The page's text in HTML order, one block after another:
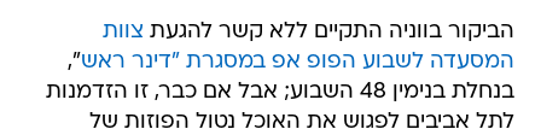
הביקור בווניה התקיים ללא קשר להגעת צוות
המסעדה לשבוע הפופ אפ במסגרת "דינר ראש",
בנחלת בנימין 48 השבוע; אבל אם כבר, זו הזדמנות
לתל אביבים לפגוש את האוכל נטול הפוזות של